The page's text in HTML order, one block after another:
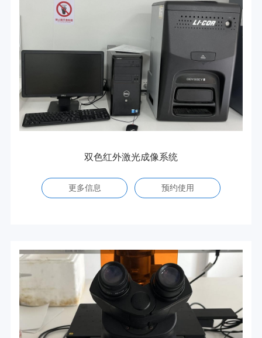
双色红外激光成像系统
更多信息 预约使用